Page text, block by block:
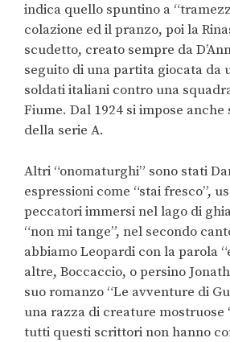
indica quello spuntino a
colazione ed il pranzo, poi la
scudetto, creato sempre da
seguito di una partita giocata da
soldati italiani contro una
Fiume. Dal 1924 si impose
della serie A.
Altri “onomaturghi” sono stati
espressioni come “stai fresco”,
peccatori immersi nel lago di
“non mi tange”, nel secondo
abbiamo Leopardi con la parola
altre, Boccaccio, o persino
suo romanzo “Le avventure di
una razza di creature mostruose
tutti questi scrittori non hanno